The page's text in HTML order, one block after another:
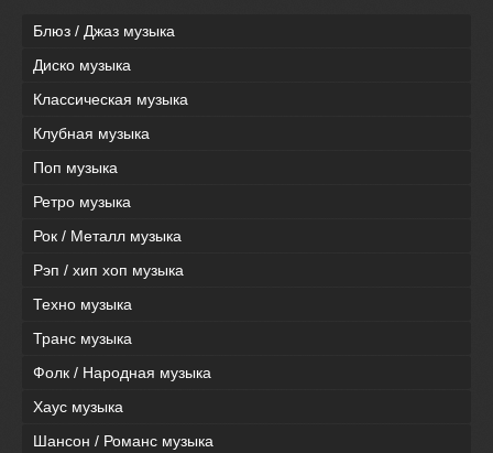
Блюз / Джаз музыка
Диско музыка
Классическая музыка
Клубная музыка
Поп музыка
Ретро музыка
Рок / Металл музыка
Рэп / хип хоп музыка
Техно музыка
Транс музыка
Фолк / Народная музыка
Хаус музыка
Шансон / Романс музыка